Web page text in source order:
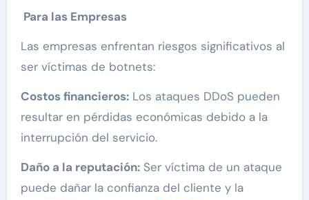
Para las Empresas
Las empresas enfrentan riesgos significativos al
ser víctimas de botnets:
Costos financieros:Los ataques DDoS pueden
resultar en pérdidas económicas debido a la
interrupción del servicio.
Daño a la reputación:Ser víctima de un ataque
puede dañar la confianza del cliente y la